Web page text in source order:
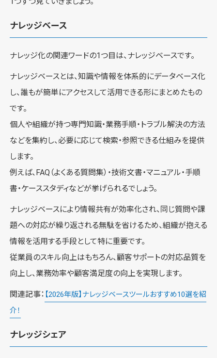
ナレッジベース
ナレッジ化の関連ワードの1つ目は、ナレッジベースです。
ナレッジベースとは、知識や情報を体系的にデータベース化
し、誰もが簡単にアクセスして活用できる形にまとめたもの
です。
個人や組織が持つ専門知識・業務手順・トラブル解決の方法
などを集約し、必要に応じて検索・参照できる仕組みを提供
します。
例えば、FAQ（よくある質問集）・技術文書・マニュアル・手順
書・ケーススタディなどが挙げられるでしょう。
ナレッジベースにより情報共有が効率化され、同じ質問や課
題への対応が繰り返される無駄を省けるため、組織が抱える
情報を活用する手段として特に重要です。
従業員のスキル向上はもちろん、顧客サポートの対応品質を
向上し、業務効率や顧客満足度の向上を実現します。
関連記事： 【2026年版】ナレッジベースツールおすすめ10選を紹
介！
ナレッジシェア